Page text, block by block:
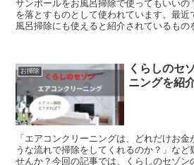
サンポールをお風呂掃除で使ってもいいの
を落とすものとして使われています。最近
風呂掃除にも使えると紹介されているもの
お掃除
くらしのセ
ニングを紹
「エアコンクリーニングは、どれだけお
うな流れで掃除をしてくれるのか？」など
せんか？今回の記事では、くらしのセゾン